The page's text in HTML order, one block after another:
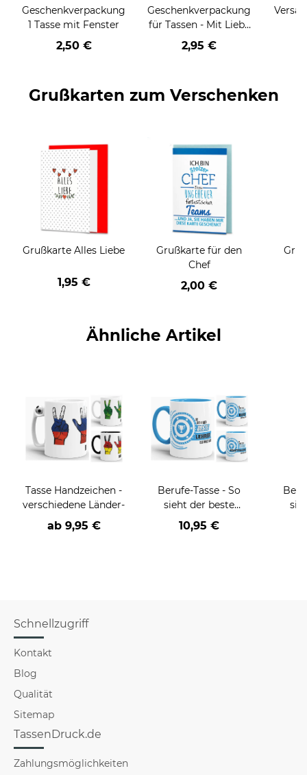
Geschenkverpackung
1 Tasse mit Fenster
2,50 €
Geschenkverpackung
für Tassen - Mit Liebe
geschenkt
2,95 €
Grußkarten zum Verschenken
Grußkarte Alles Liebe
1,95 €
Grußkarte für den
Chef
2,00 €
Ähnliche Artikel
Tasse Handzeichen -
verschiedene Länder-
ab 9,95 €
Berufe-Tasse - So
sieht der beste
BERUF aus -
verschiedene Berufe
10,95 €
Schnellzugriff
Kontakt
Blog
Qualität
Sitemap
TassenDruck.de
Zahlungsmöglichkeiten